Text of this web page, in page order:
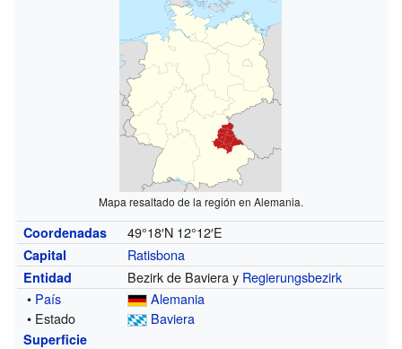
Mapa resaltado de la región en Alemania.
Coordenadas 49°18′N 12°12′E
Capital Ratisbona
Entidad Bezirk de Baviera y Regierungsbezirk
• País
Alemania
• Estado
Baviera
Superficie